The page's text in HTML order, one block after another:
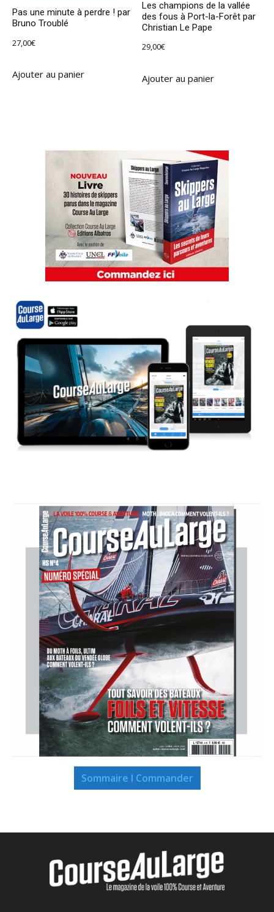
Pas une minute à perdre ! par
Bruno Troublé
27,00€
Ajouter au panier
Les champions de la vallée
des fous à Port-la-Forêt par
Christian Le Pape
29,00€
Ajouter au panier
Sommaire I Commander